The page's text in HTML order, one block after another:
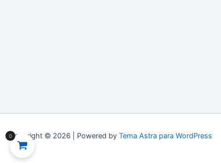
Copyright © 2026 | Powered by Tema Astra para WordPress
0